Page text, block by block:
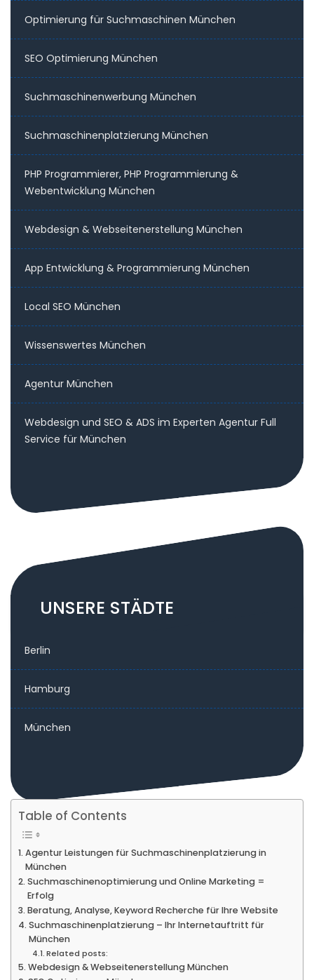
Optimierung für Suchmaschinen München
SEO Optimierung München
Suchmaschinenwerbung München
Suchmaschinenplatzierung München
PHP Programmierer, PHP Programmierung &
Webentwicklung München
Webdesign & Webseitenerstellung München
App Entwicklung & Programmierung München
Local SEO München
Wissenswertes München
Agentur München
Webdesign und SEO & ADS im Experten Agentur Full
Service für München
UNSERE STÄDTE
Berlin
Hamburg
München
Table of Contents
Agentur Leistungen für Suchmaschinenplatzierung in
München
Suchmaschinenoptimierung und Online Marketing =
Erfolg
Beratung, Analyse, Keyword Recherche für Ihre Website
Suchmaschinenplatzierung – Ihr Internetauftritt für
München
Related posts:
Webdesign & Webseitenerstellung München